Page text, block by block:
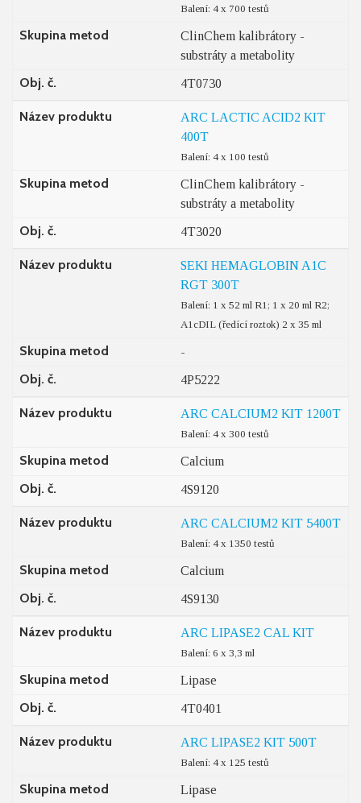
Balení: 4 x 700 testů
Skupina metod
ClinChem kalibrátory -
substráty a metabolity
Obj. č. 4T0730
Název produktu
ARC LACTIC ACID2 KIT
400T
Balení: 4 x 100 testů
Skupina metod
ClinChem kalibrátory -
substráty a metabolity
Obj. č. 4T3020
Název produktu
SEKI HEMAGLOBIN A1C
RGT 300T
Balení: 1 x 52 ml R1; 1 x 20 ml R2;
A1cDIL (ředící roztok) 2 x 35 ml
Skupina metod -
Obj. č. 4P5222
Název produktu ARC CALCIUM2 KIT 1200T
Balení: 4 x 300 testů
Skupina metod Calcium
Obj. č. 4S9120
Název produktu ARC CALCIUM2 KIT 5400T
Balení: 4 x 1350 testů
Skupina metod Calcium
Obj. č. 4S9130
Název produktu ARC LIPASE2 CAL KIT
Balení: 6 x 3,3 ml
Skupina metod Lipase
Obj. č. 4T0401
Název produktu ARC LIPASE2 KIT 500T
Balení: 4 x 125 testů
Skupina metod Lipase